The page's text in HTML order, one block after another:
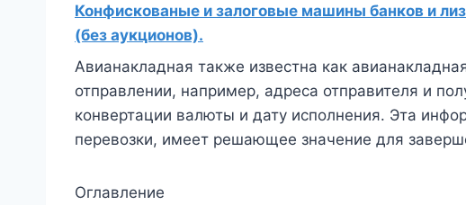
Конфискованые и залоговые машины банков и
(без аукционов).
Авианакладная также известна как
отправлении, например, адреса отправителя и
конвертации валюты и дату исполнения. Эта
перевозки, имеет решающее значение для
Оглавление